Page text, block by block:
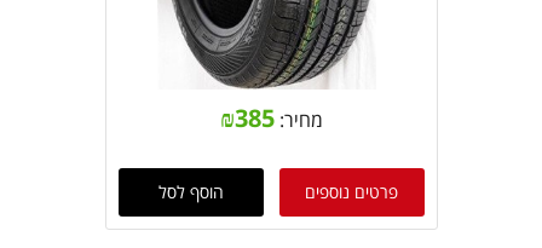
מחיר: ₪385
פרטים נוספים הוסף לסל